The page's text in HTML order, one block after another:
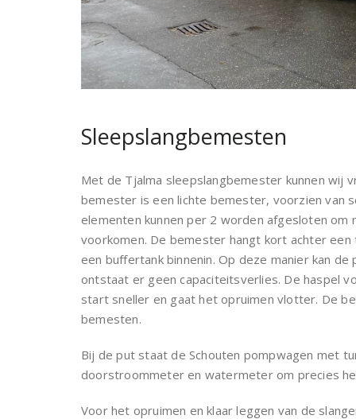
Sleepslangbemesten
Met de Tjalma sleepslangbemester kunnen wij
bemester is een lichte bemester, voorzien van
elementen kunnen per 2 worden afgesloten
voorkomen. De bemester hangt kort achter
een buffertank binnenin. Op deze manier kan
ontstaat er geen capaciteitsverlies. De haspel
start sneller en gaat het opruimen vlotter. De
bemesten.
Bij de put staat de Schouten pompwagen met
doorstroommeter en watermeter om precies
Voor het opruimen en klaar leggen van de